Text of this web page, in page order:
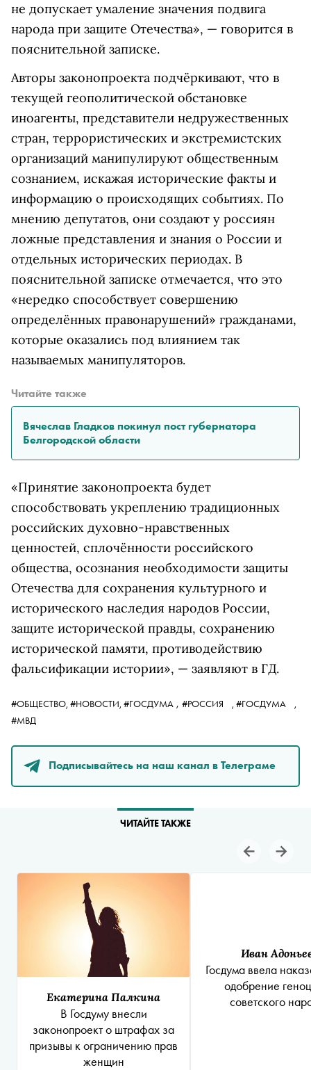
не допускает умаление значения подвига
народа при защите Отечества», — говорится в
пояснительной записке.
Авторы законопроекта подчёркивают, что в
текущей геополитической обстановке
иноагенты, представители недружественных
стран, террористических и экстремистских
организаций манипулируют общественным
сознанием, искажая исторические факты и
информацию о происходящих событиях. По
мнению депутатов, они создают у россиян
ложные представления и знания о России и
отдельных исторических периодах. В
пояснительной записке отмечается, что это
«нередко способствует совершению
определённых правонарушений» гражданами,
которые оказались под влиянием так
называемых манипуляторов.
Читайте также
Вячеслав Гладков покинул пост губернатора
Белгородской области
«Принятие законопроекта будет
способствовать укреплению традиционных
российских духовно-нравственных
ценностей, сплочённости российского
общества, осознания необходимости защиты
Отечества для сохранения культурного и
исторического наследия народов России,
защите исторической правды, сохранению
исторической памяти, противодействию
фальсификации истории», — заявляют в ГД.
#ОБЩЕСТВО, #НОВОСТИ, #ГОСДУМА , #РОССИЯ , #ГОСДУМА
,
#МВД
Подписывайтесь на наш канал в Телеграме
ЧИТАЙТЕ ТАКЖЕ
Екатерина Палкина
В Госдуму внесли
законопроект о штрафах за
призывы к ограничению прав
женщин
Иван
Госдума ввела
одобрение
советского